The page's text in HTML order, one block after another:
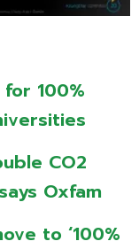
100%
CO2
Oxfam
to ‘100%